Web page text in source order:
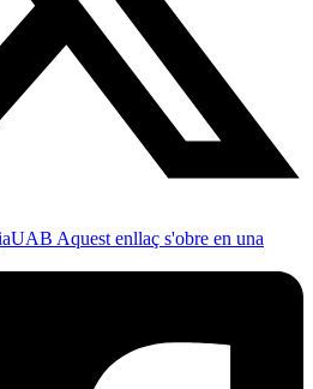
Aquest enllaç s'obre en una